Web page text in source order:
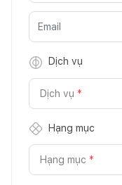
Dịch vụ
Dịch vụ *
Hạng mục
Hạng mục *